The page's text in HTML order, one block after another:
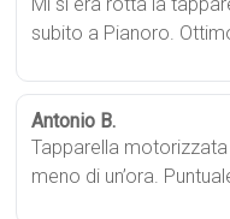
subito a Pianoro.
Antonio B.
Tapparella
meno di un’ora.